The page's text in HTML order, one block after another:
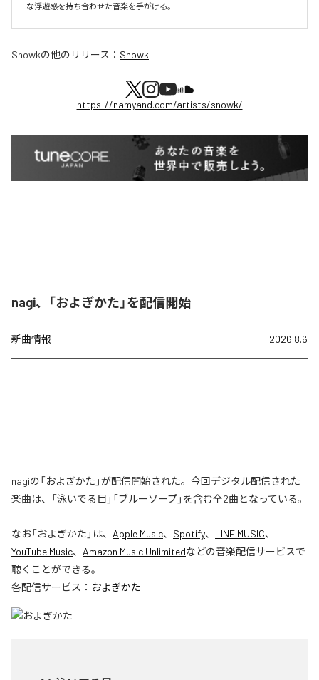
な浮遊感を持ち合わせた音楽を手がける。
Snowkの他のリリース： Snowk
https://namyand.com/artists/snowk/
nagi、「およぎかた」を配信開始
新曲情報 2026.8.6
nagiの「およぎかた」が配信開始された。今回デジタル配信された
楽曲は、「泳いでる目」「ブルーソープ」を含む全2曲となっている。
なお「およぎかた 」は、 Apple Music、 Spotify、 LINE MUSIC、
YouTube Music、 Amazon Music Unlimitedなどの音楽配信サービスで
聴くことができる。
各配信サービス： およぎかた